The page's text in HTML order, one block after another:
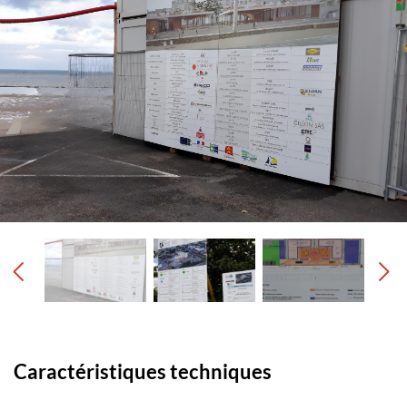
Caractéristiques techniques